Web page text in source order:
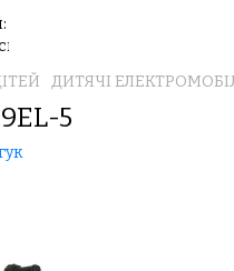
ДИТЯЧІ
5